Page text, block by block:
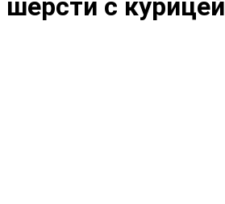
шерсти с курицей